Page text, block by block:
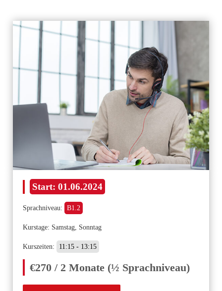
Start: 01.06.2024
Sprachniveau: B1.2
Kurstage: Samstag, Sonntag
Kurszeiten: 11:15 - 13:15
€270 / 2 Monate (½ Sprachniveau)